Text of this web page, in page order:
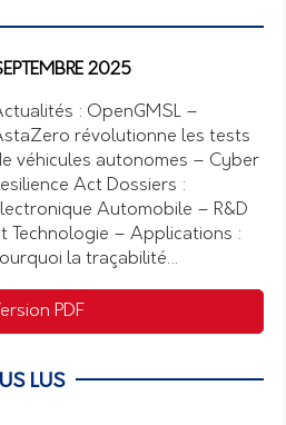
2025
: OpenGMSL –
révolutionne les tests
véhicules autonomes – Cyber
Act Dossiers :
Automobile – R&D
Technologie – Applications :
la traçabilité…
PDF
LUS